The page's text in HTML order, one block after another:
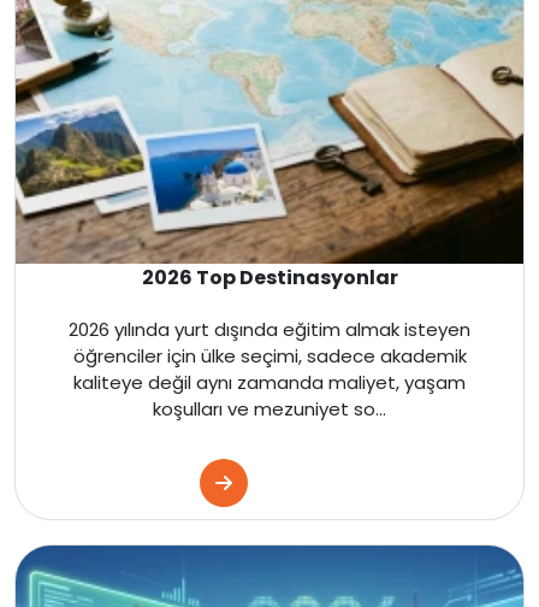
İrlanda
Avustralya
Almanya
Amerika
İngiltere
Kanada
Dubai
2026 Top Destinasyonlar
2026 yılında yurt dışında eğitim almak isteyen
öğrenciler için ülke seçimi, sadece akademik
kaliteye değil aynı zamanda maliyet, yaşam
koşulları ve mezuniyet so...